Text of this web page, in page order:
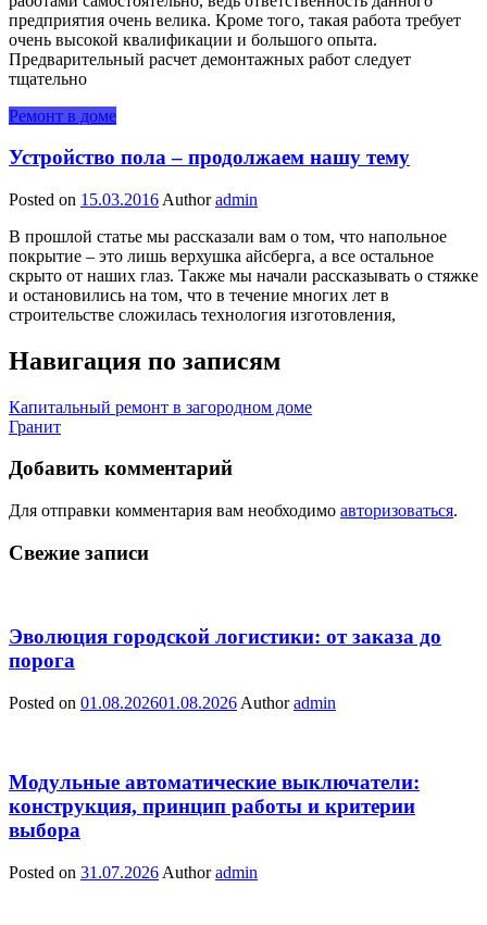
предприятия очень велика. Кроме того, такая работа требует
очень высокой квалификации и большого опыта.
Предварительный расчет демонтажных работ следует
тщательно
Ремонт в доме
Устройство пола – продолжаем нашу тему
Posted on 15.03.2016 Author admin
В прошлой статье мы рассказали вам о том, что напольное
покрытие – это лишь верхушка айсберга, а все остальное
скрыто от наших глаз. Также мы начали рассказывать о стяжке
и остановились на том, что в течение многих лет в
строительстве сложилась технология изготовления,
Навигация по записям
Капитальный ремонт в загородном доме
Гранит
Добавить комментарий
Для отправки комментария вам необходимо авторизоваться.
Свежие записи
Эволюция городской логистики: от заказа до
порога
Posted on 01.08.202601.08.2026 Author admin
Модульные автоматические выключатели:
конструкция, принцип работы и критерии
выбора
Posted on 31.07.2026 Author admin